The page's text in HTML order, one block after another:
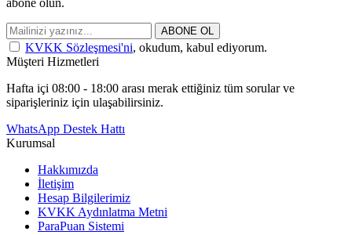
ABONE OL
KVKK Sözleşmesi'ni, okudum, kabul ediyorum.
Müşteri Hizmetleri
Hafta içi 08:00 - 18:00 arası merak ettiğiniz tüm sorular ve
siparişleriniz için ulaşabilirsiniz.
WhatsApp Destek Hattı
Kurumsal
Hakkımızda
İletişim
Hesap Bilgilerimiz
KVKK Aydınlatma Metni
ParaPuan Sistemi